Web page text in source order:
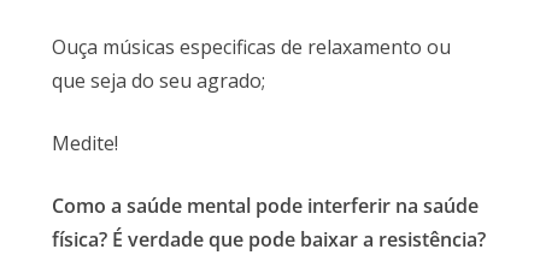
Ouça músicas especificas de relaxamento ou
que seja do seu agrado;
Medite!
Como a saúde mental pode interferir na saúde
física?É verdade que pode baixar a resistência?